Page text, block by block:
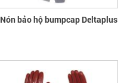
Nón bảo hộ bumpcap Deltaplus